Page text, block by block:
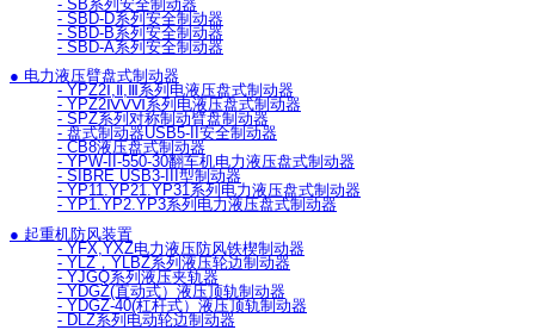
- SB系列安全制动器
- SBD-D系列安全制动器
- SBD-B系列安全制动器
- SBD-A系列安全制动器
● 电力液压臂盘式制动器
- YPZ2Ⅰ,Ⅱ,Ⅲ系列电液压盘式制动器
- YPZ2ⅣⅤⅥ系列电液压盘式制动器
- SPZ系列对称制动臂盘制动器
- 盘式制动器USB5-II安全制动器
- CB8液压盘式制动器
- YPW-II-550-30翻车机电力液压盘式制动器
- SIBRE USB3-III型制动器
- YP11.YP21.YP31系列电力液压盘式制动器
- YP1.YP2.YP3系列电力液压盘式制动器
● 起重机防风装置
- YFX,YXZ电力液压防风铁楔制动器
- YLZ，YLBZ系列液压轮边制动器
- YJGQ系列液压夹轨器
- YDGZ(直动式）液压顶轨制动器
- YDGZ-40(杠杆式）液压顶轨制动器
- DLZ系列电动轮边制动器